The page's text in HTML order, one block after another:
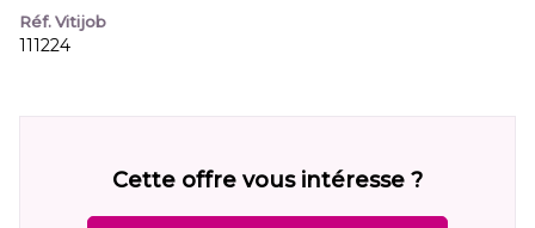
Réf. Vitijob
111224
Cette offre vous intéresse ?